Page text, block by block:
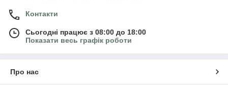
Контакти
Сьогодні працює з 08:00 до 18:00
Показати весь графік роботи
Про нас